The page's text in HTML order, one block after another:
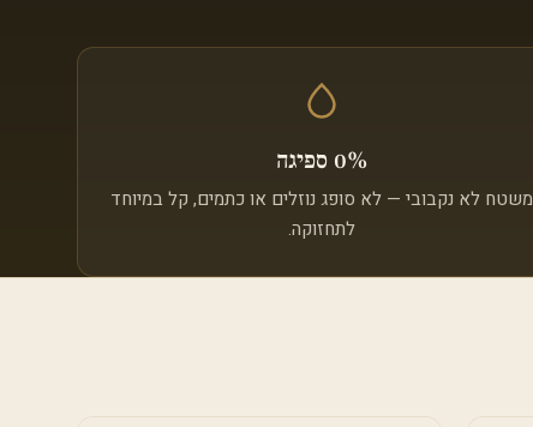
0% ספיגה
משטח לא נקבובי — לא סופג נוזלים או כתמים, קל במיוחד
לתחזוקה.